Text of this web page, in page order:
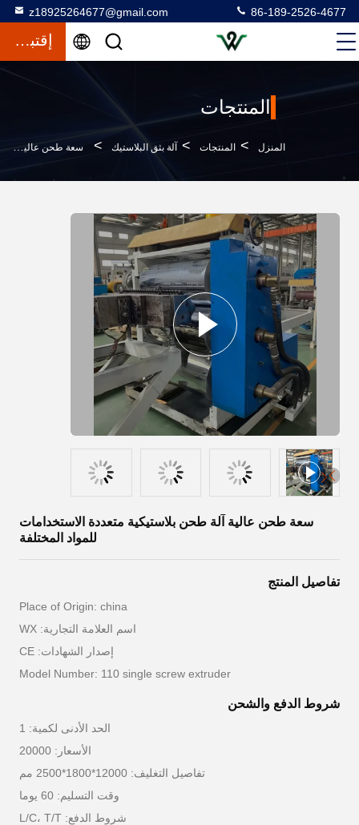
z18925264677@gmail.com 86-189-2526-4677
إقتباس
المنتجات
المنزل > المنتجات > آلة بثق البلاستيك > سعة طحن عالية آلة طحن بلاستيكية متعددة الاستخدامات للمواد المختلفة
سعة طحن عالية آلة طحن بلاستيكية متعددة الاستخدامات
للمواد المختلفة
تفاصيل المنتج
Place of Origin: china
اسم العلامة التجارية: WX
إصدار الشهادات: CE
Model Number: 110 single screw extruder
شروط الدفع والشحن
الحد الأدنى لكمية: 1
الأسعار: 20000
تفاصيل التغليف: 12000*1800*2500 مم
وقت التسليم: 60 يوما
شروط الدفع: L/C، T/T